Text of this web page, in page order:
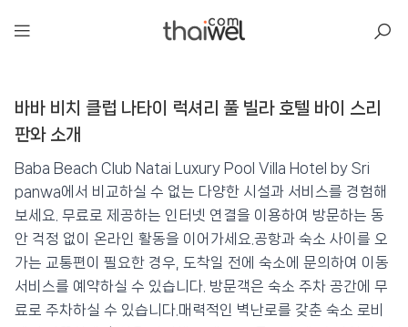
바바 비치 클럽 나타이 럭셔리 풀 빌라 호텔
바이 스리 판와
📍 푸켓 ★★★★★ ⭐ 8.9
💰 최저가 확인 · 예약하기
바바 비치 클럽 나타이 럭셔리 풀 빌라 호텔 바이 스리
판와 소개
Baba Beach Club Natai Luxury Pool Villa Hotel by Sri
panwa에서 비교하실 수 없는 다양한 시설과 서비스를 경험해
보세요. 무료로 제공하는 인터넷 연결을 이용하여 방문하는 동
안 걱정 없이 온라인 활동을 이어가세요.공항과 숙소 사이를 오
가는 교통편이 필요한 경우, 도착일 전에 숙소에 문의하여 이동
서비스를 예약하실 수 있습니다. 방문객은 숙소 주차 공간에 무
료로 주차하실 수 있습니다.매력적인 벽난로를 갖춘 숙소 로비